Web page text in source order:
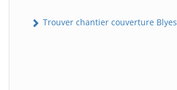
Trouver chantier couverture Blyes